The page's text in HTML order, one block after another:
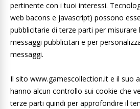
pertinente con i tuoi interessi.
web bacons e javascript) possono
pubblicitarie di terze parti per misurare
messaggi pubblicitari e per
messaggi.
Il sito www.gamescollection.it e il suo
hanno alcun controllo sui cookie che
terze parti quindi per approfondire il